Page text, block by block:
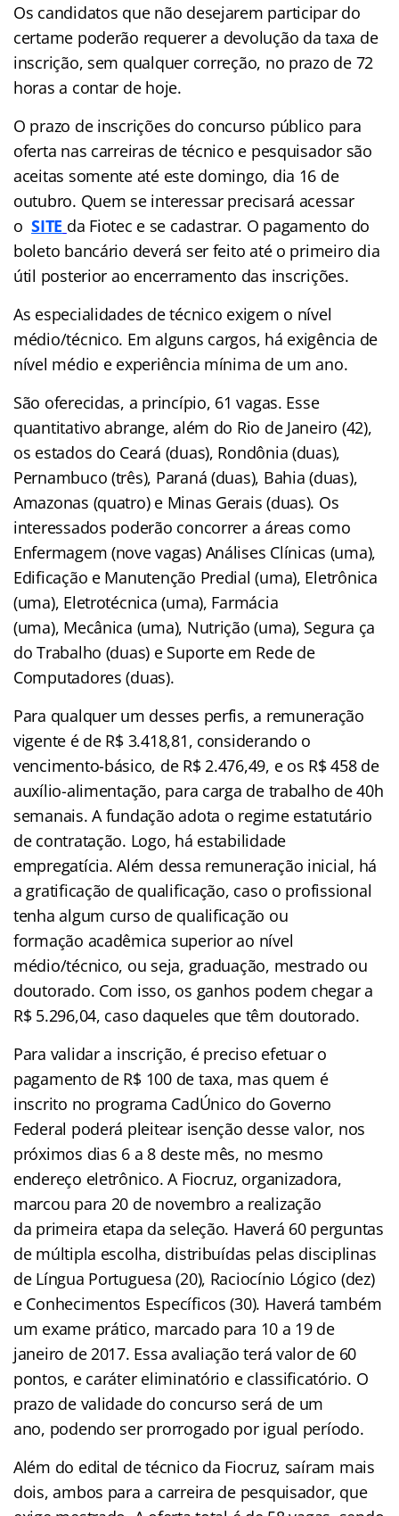
Os candidatos que não desejarem participar do
certame poderão requerer a devolução da taxa de
inscrição, sem qualquer correção, no prazo de 72
horas a contar de hoje.
O prazo de inscrições do concurso público para
oferta nas carreiras de técnico e pesquisador são
aceitas somente até este domingo, dia 16 de
outubro. Quem se interessar precisará acessar
oSITE da Fiotec e se cadastrar. O pagamento do
boleto bancário deverá ser feito até o primeiro dia
útil posterior ao encerramento das inscrições.
As especialidades de técnico exigem o nível
médio/técnico. Em alguns cargos, há exigência de
nível médio e experiência mínima de um ano.
São oferecidas, a princípio, 61 vagas. Esse
quantitativo abrange, além do Rio de Janeiro (42),
os estados do Ceará (duas), Rondônia (duas),
Pernambuco (três), Paraná (duas), Bahia (duas),
Amazonas (quatro) e Minas Gerais (duas). Os
interessados poderão concorrer a áreas como
Enfermagem (nove vagas) Análises Clínicas (uma),
Edificação e Manutenção Predial (uma), Eletrônica
(uma), Eletrotécnica (uma), Farmácia
(uma), Mecânica (uma), Nutrição (uma), Segura ça
do Trabalho (duas) e Suporte em Rede de
Computadores (duas).
Para qualquer um desses perfis, a remuneração
vigente é de R$ 3.418,81, considerando o
vencimento-básico, de R$ 2.476,49, e os R$ 458 de
auxílio-alimentação, para carga de trabalho de 40h
semanais. A fundação adota o regime estatutário
de contratação. Logo, há estabilidade
empregatícia. Além dessa remuneração inicial, há
a gratificação de qualificação, caso o profissional
tenha algum curso de qualificação ou
formação acadêmica superior ao nível
médio/técnico, ou seja, graduação, mestrado ou
doutorado. Com isso, os ganhos podem chegar a
R$ 5.296,04, caso daqueles que têm doutorado.
Para validar a inscrição, é preciso efetuar o
pagamento de R$ 100 de taxa, mas quem é
inscrito no programa CadÚnico do Governo
Federal poderá pleitear isenção desse valor, nos
próximos dias 6 a 8 deste mês, no mesmo
endereço eletrônico. A Fiocruz, organizadora,
marcou para 20 de novembro a realização
da primeira etapa da seleção. Haverá 60 perguntas
de múltipla escolha, distribuídas pelas disciplinas
de Língua Portuguesa (20), Raciocínio Lógico (dez)
e Conhecimentos Específicos (30). Haverá também
um exame prático, marcado para 10 a 19 de
janeiro de 2017. Essa avaliação terá valor de 60
pontos, e caráter eliminatório e classificatório. O
prazo de validade do concurso será de um
ano, podendo ser prorrogado por igual período.
Além do edital de técnico da Fiocruz, saíram mais
dois, ambos para a carreira de pesquisador, que